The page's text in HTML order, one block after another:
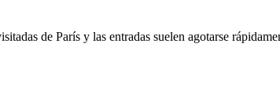
de París y las entradas suelen agotarse